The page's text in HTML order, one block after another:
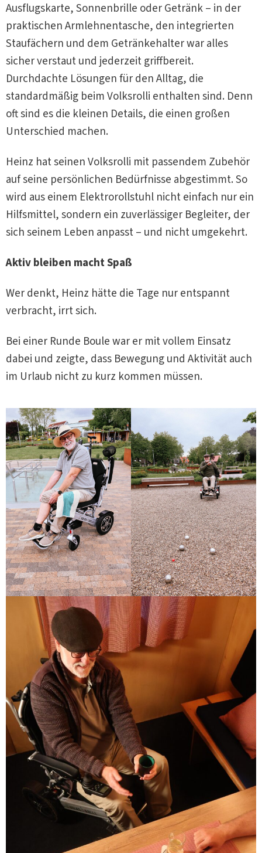
Ausflugskarte, Sonnenbrille oder Getränk – in der
praktischen Armlehnentasche, den integrierten
Staufächern und dem Getränkehalter war alles
sicher verstaut und jederzeit griffbereit.
Durchdachte Lösungen für den Alltag, die
standardmäßig beim Volksrolli enthalten sind. Denn
oft sind es die kleinen Details, die einen großen
Unterschied machen.
Heinz hat seinen Volksrolli mit passendem Zubehör
auf seine persönlichen Bedürfnisse abgestimmt. So
wird aus einem Elektrorollstuhl nicht einfach nur ein
Hilfsmittel, sondern ein zuverlässiger Begleiter, der
sich seinem Leben anpasst – und nicht umgekehrt.
Aktiv bleiben macht Spaß
Wer denkt, Heinz hätte die Tage nur entspannt
verbracht, irrt sich.
Bei einer Runde Boule war er mit vollem Einsatz
dabei und zeigte, dass Bewegung und Aktivität auch
im Urlaub nicht zu kurz kommen müssen.